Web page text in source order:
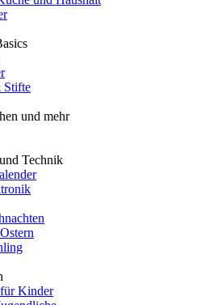
Stifte
und mehr
Technik
für Kinder